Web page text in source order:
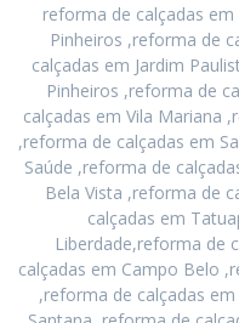
reforma de calçadas
Pinheiros ,reforma de
calçadas em Jardim
Pinheiros ,reforma de
calçadas em Vila Mariana
,reforma de calçadas em
Saúde ,reforma de
Bela Vista ,reforma de
calçadas em
Liberdade,reforma de
calçadas em Campo Belo
,reforma de calçadas